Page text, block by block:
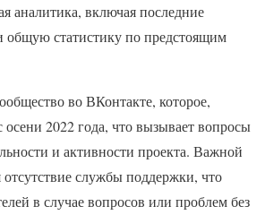
аналитика, включая последние
общую статистику по предстоящим
во ВКонтакте, которое,
осени 2022 года, что вызывает вопросы
и активности проекта. Важной
отсутствие службы поддержки, что
в случае вопросов или проблем без